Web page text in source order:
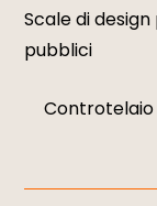
Scale di
pubblici
Controtelaio